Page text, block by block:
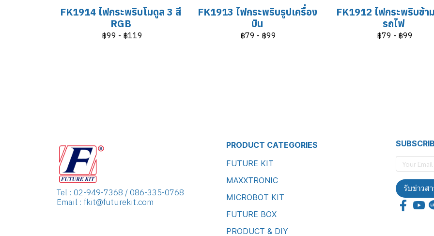
FK1914 ไฟกระพริบโมดูล 3 สี
RGB
฿99 - ฿119
FK1913 ไฟกระพริบรูปเครื่อง
บิน
฿79 - ฿99
FK1912 ไฟกระพริบข้า
รถไฟ
฿79 - ฿99
Tel : 02-949-7368 / 086-335-0768
Email : fkit@futurekit.com
PRODUCT CATEGORIES
FUTURE KIT
MAXXTRONIC
MICROBOT KIT
FUTURE BOX
PRODUCT & DIY
รับข่าวส